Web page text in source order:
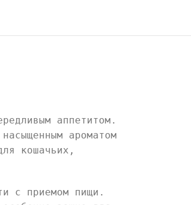
аппетитом.
ароматом
кошачьих,
с приемом пищи.